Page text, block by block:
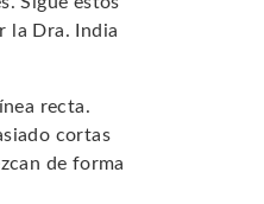
la Dra. India
recta.
cortas
de forma